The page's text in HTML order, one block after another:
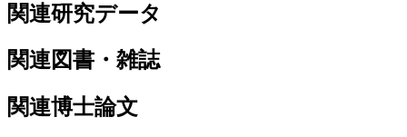
関連研究データ
関連図書・雑誌
関連博士論文